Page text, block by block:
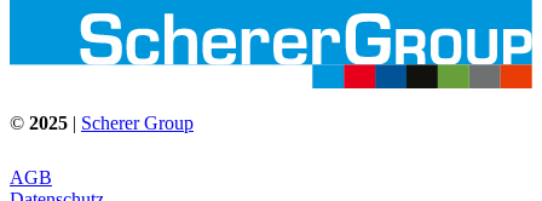
© 2025 | Scherer Group
AGB